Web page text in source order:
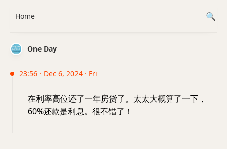
One Day
23:56 · Dec 6, 2024 · Fri
在利率高位还了一年房贷了。太太大概算了一下，
60%还款是利息。很不错了！
Home